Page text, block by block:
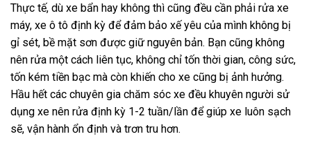
Thực tế, dù xe bẩn hay không thì cũng đều cần phải rửa xe
máy, xe ô tô định kỳ để đảm bảo xế yêu của mình không bị
gỉ sét, bề mặt sơn được giữ nguyên bản. Bạn cũng không
nên rửa một cách liên tục, không chỉ tốn thời gian, công sức,
tốn kém tiền bạc mà còn khiến cho xe cũng bị ảnh hưởng.
Hầu hết các chuyên gia chăm sóc xe đều khuyên người sử
dụng xe nên rửa định kỳ 1-2 tuần/lần để giúp xe luôn sạch
sẽ, vận hành ổn định và trơn tru hơn.